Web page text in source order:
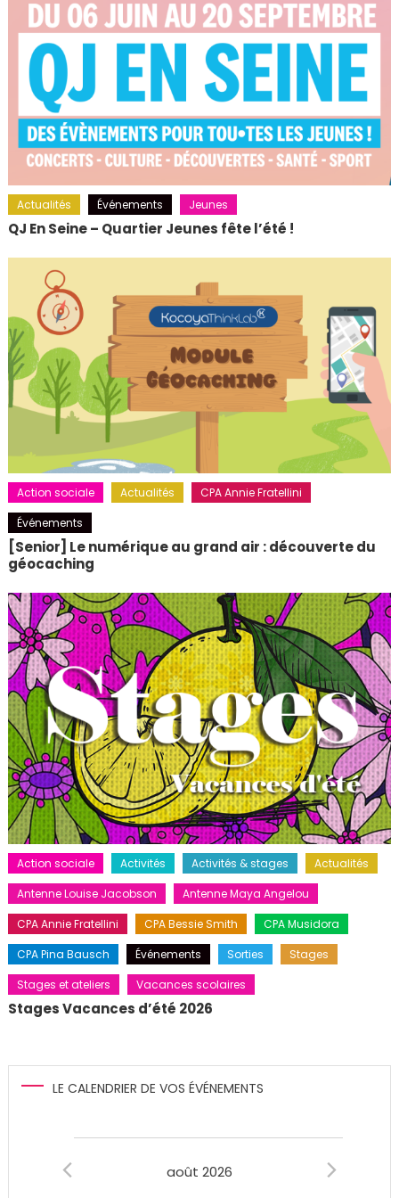
Actualités Événements Jeunes
QJ En Seine – Quartier Jeunes fête l’été !
Action sociale Actualités
CPA Annie Fratellini
Événements
[Senior] Le numérique au grand air : découverte du
géocaching
Action sociale Activités Activités & stages
Actualités
Antenne Louise Jacobson
Antenne Maya Angelou
CPA Annie Fratellini
CPA Bessie Smith
CPA Musidora
CPA Pina Bausch
Événements Sorties
Stages
Stages et ateliers
Vacances scolaires
Stages Vacances d’été 2026
LE CALENDRIER DE VOS ÉVÉNEMENTS
août 2026